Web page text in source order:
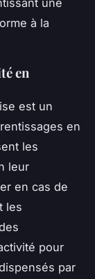
à la
en
est un
en
les
leur
en cas de
les
pour
par